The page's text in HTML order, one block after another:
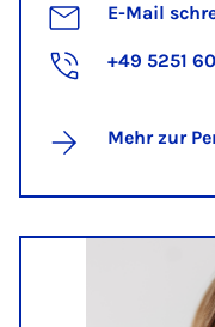
E-Mail
+49 5251
Mehr zur